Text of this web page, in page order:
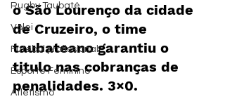
Rugby Taubaté
Vôlei
Futebol profissional
Esporte Feminino
Atletismo
o São Lourenço da cidade
de Cruzeiro, o time
taubateano garantiu o
titulo nas cobranças de
penalidades. 3×0.